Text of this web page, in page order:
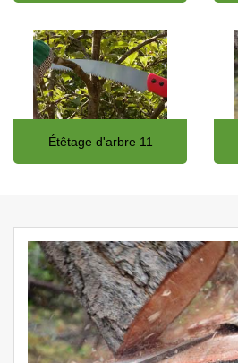
Étêtage d'arbre 11